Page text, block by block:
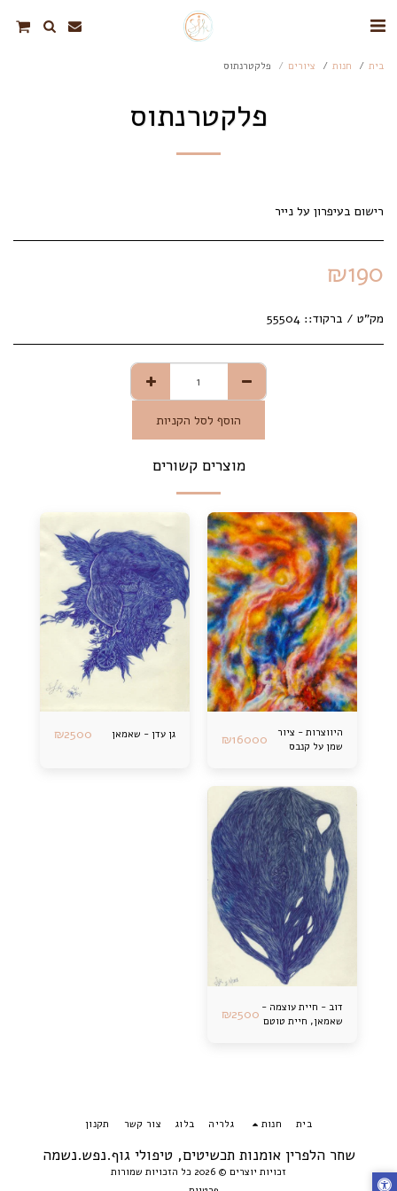
בית חנות ציורים פלקטרנתוס
פלקטרנתוס
רישום בעיפרון על נייר
₪190
מק"ט / ברקוד:: 55504
הוסף לסל הקניות
מוצרים קשורים
היווצרות - ציור
שמן על קנבס
₪16000 גן עדן - שאמאן ₪2500
דוב - חיית עוצמה -
שאמאן, חיית טוטם
₪2500
שחר הלפרין אומנות תכשיטים, טיפולי גוף.נפש.נשמה
זכויות יוצרים © 2026 כל הזכויות שמורות
בית חנות גלריה בלוג צור קשר תקנון